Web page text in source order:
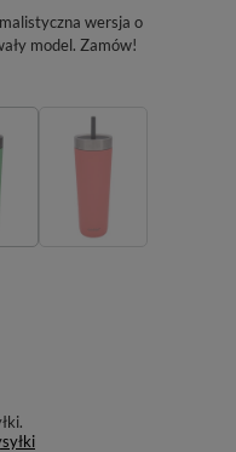
wersja o
model. Zamów!